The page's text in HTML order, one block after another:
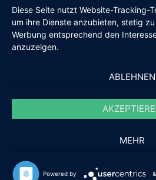
Diese Seite nutzt Website-Tracking-
um ihre Dienste anzubieten, stetig
Werbung entsprechend den
anzuzeigen.
ABLEHNEN
MEHR
Powered by &